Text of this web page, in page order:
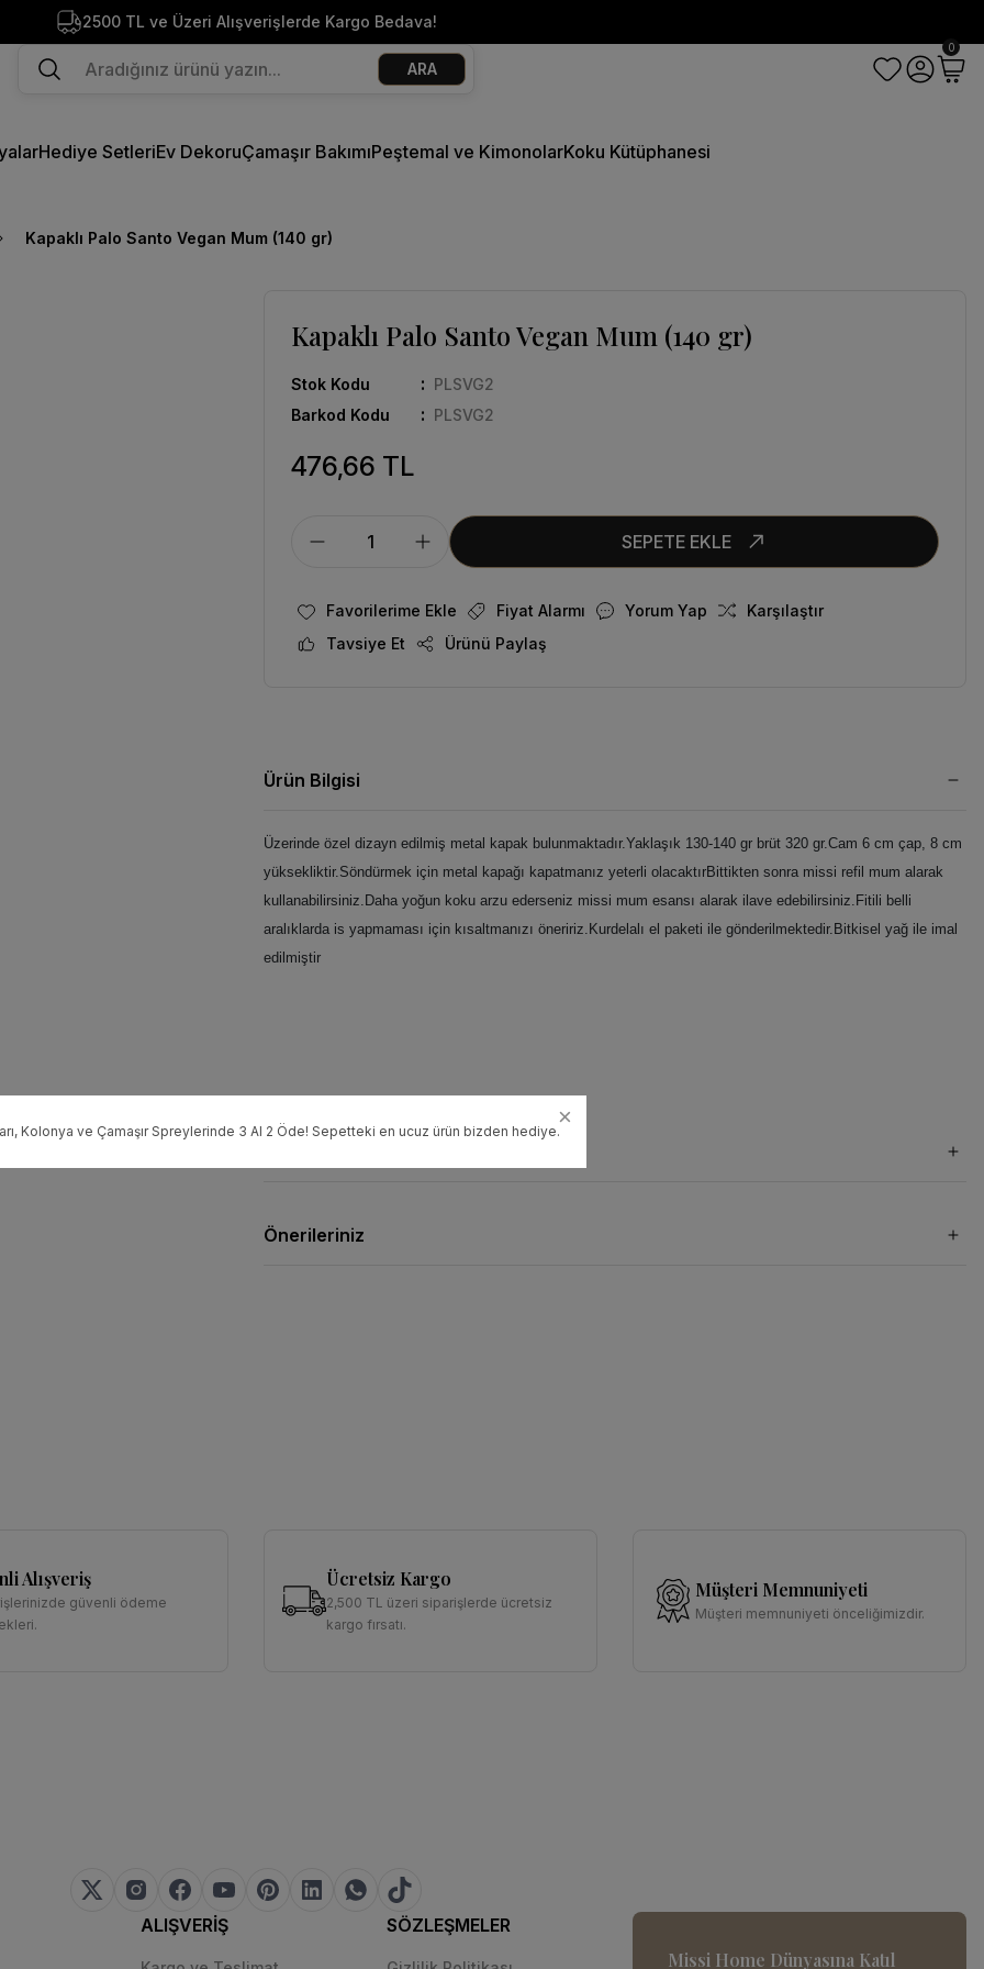
2500 TL ve Üzeri Alışverişlerde Kargo Bedava!
Ege Esintisi 2 Al 1 Öde
Missi Kokularda 3 Al 2 Öde
Missi Kokularda 3 Al 2 Öde
ARA
0
Hediye SetleriEv DekoruÇamaşır BakımıPeştemal ve KimonolarKoku Kütüphanesi
Kapaklı Palo Santo Vegan Mum (140 gr)
Kapaklı Palo Santo Vegan Mum (140 gr)
Stok Kodu
PLSVG2
Barkod Kodu
PLSVG2
476,66 TL
SEPETE EKLE
Fiyat Alarmı Yorum Yap
Karşılaştır
Tavsiye Et
Ürünü Paylaş
Ürün Bilgisi
Üzerinde özel dizayn edilmiş metal kapak bulunmaktadır.Yaklaşık 130-140 gr brüt 320 gr.Cam 6 cm çap, 8 cm
yüksekliktir.Söndürmek için metal kapağı kapatmanız yeterli olacaktırBittikten sonra missi refil mum alarak
kullanabilirsiniz.Daha yoğun koku arzu ederseniz missi mum esansı alarak ilave edebilirsiniz.Fitili belli
aralıklarda is yapmaması için kısaltmanızı öneririz.Kurdelalı el paketi ile gönderilmektedir.Bitkisel yağ ile imal
edilmiştir
Önerileriniz
Alışveriş
güvenli ödeme
Ücretsiz Kargo
2,500 TL üzeri siparişlerde ücretsiz
kargo fırsatı.
Müşteri Memnuniyeti
Müşteri memnuniyeti önceliğimizdir.
ALIŞVERİŞ SÖZLEŞMELER
Missi Home Dünyasına Katıl
Kolonya ve Çamaşır Spreylerinde 3 Al 2 Öde! Sepetteki en ucuz ürün bizden hediye.